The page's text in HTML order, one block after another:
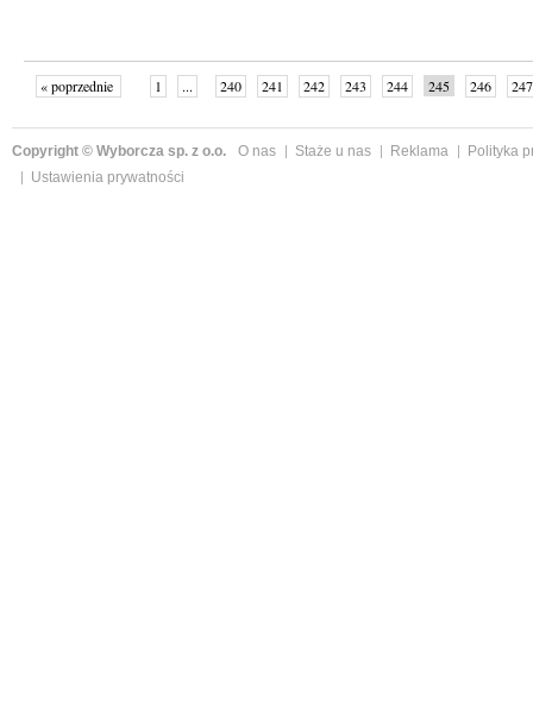
« poprzednie 1 ... 240 241 242 243 244 245 246
247
Copyright © Wyborcza sp. z o.o. O nas Staże u nas Reklama
Polityka
Ustawienia prywatności